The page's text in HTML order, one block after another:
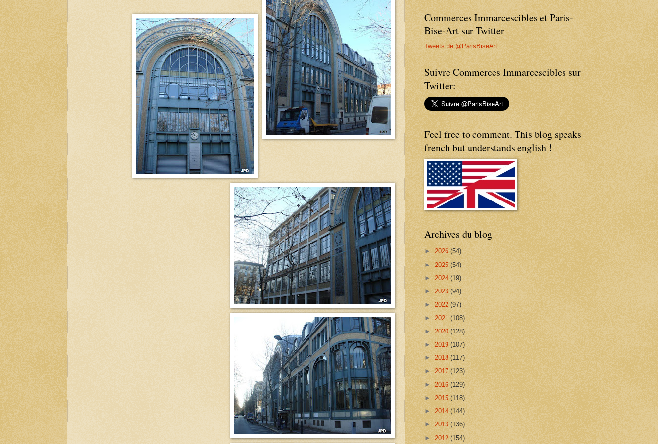
Commerces Immarcescibles et Paris-
Bise-Art sur Twitter
Tweets de @ParisBiseArt
Suivre Commerces Immarcescibles sur
Twitter:
Feel free to comment. This blog speaks
french but understands english !
Archives du blog
►2026(54)
►2025(54)
►2024(19)
►2023(94)
►2022(97)
►2021(108)
►2020(128)
►2019(107)
►2018(117)
►2017(123)
►2016(129)
►2015(118)
►2014(144)
►2013(136)
►2012(154)